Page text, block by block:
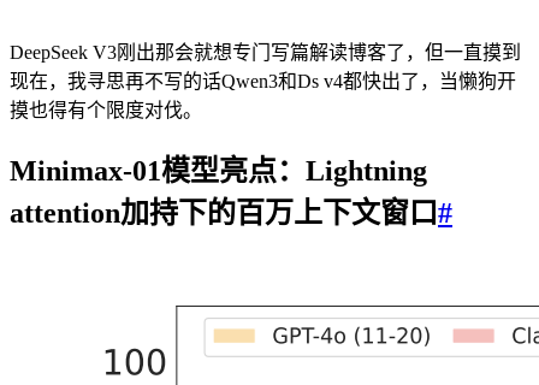
DeepSeek V3刚出那会就想专门写篇解读博客了，但一直摸到
现在，我寻思再不写的话Qwen3和Ds v4都快出了，当懒狗开
摸也得有个限度对伐。
Minimax-01模型亮点：Lightning
attention加持下的百万上下文窗口#